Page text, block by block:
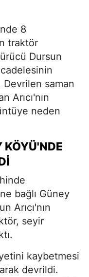
8
traktör
Dursun
Devrilen saman
Arıcı'nın
neden
bağlı Güney
Arıcı'nın
seyir
kaybetmesi
devrildi.